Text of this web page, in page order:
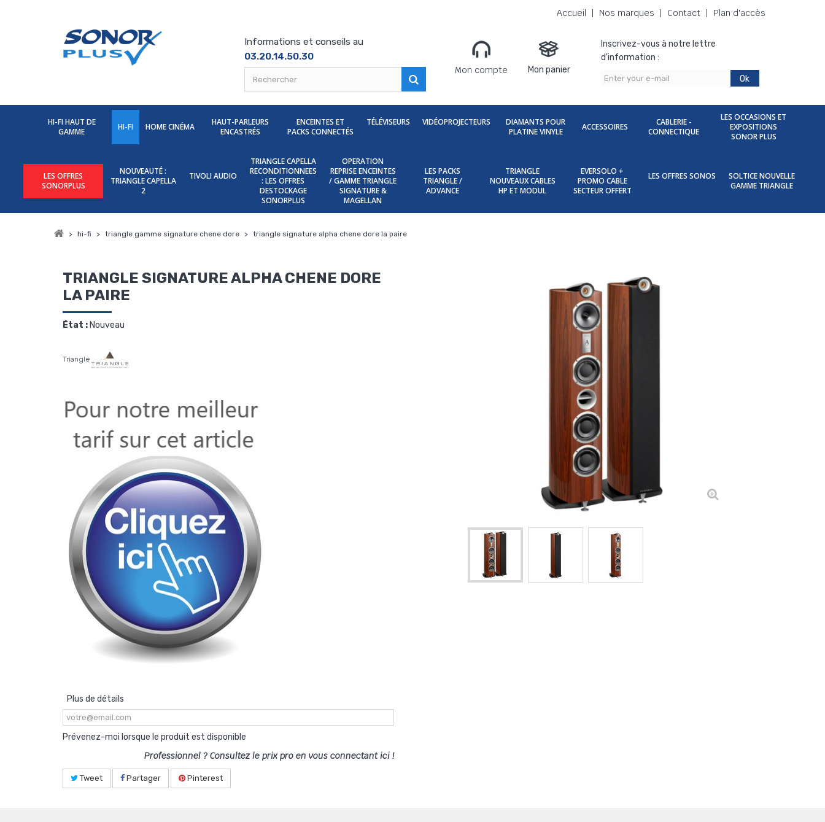
Accueil Nos marques Contact Plan d'accès
Informations et conseils au
03.20.14.50.30
Mon compte
Mon panier
Inscrivez-vous à notre lettre
d'information :
Ok
HI-FI HAUT DE
GAMME
HI-FI HOME CINÉMA
HAUT-PARLEURS
ENCASTRÉS
ENCEINTES ET
PACKS CONNECTÉS
TÉLÉVISEURS VIDÉOPROJECTEURS
DIAMANTS POUR
PLATINE VINYLE
ACCESSOIRES
CABLERIE -
CONNECTIQUE
LES OCCASIONS ET
EXPOSITIONS
SONOR PLUS
LES OFFRES
SONORPLUS
NOUVEAUTÉ :
TRIANGLE CAPELLA
2
TIVOLI AUDIO
TRIANGLE CAPELLA
RECONDITIONNEES
: LES OFFRES
DESTOCKAGE
SONORPLUS
OPERATION
REPRISE ENCEINTES
/ GAMME TRIANGLE
SIGNATURE &
MAGELLAN
LES PACKS
TRIANGLE /
ADVANCE
TRIANGLE
NOUVEAUX CABLES
HP ET MODUL
EVERSOLO +
PROMO CABLE
SECTEUR OFFERT
LES OFFRES SONOS
SOLTICE NOUVELLE
GAMME TRIANGLE
> hi-fi > triangle gamme signature chene dore > triangle signature alpha chene dore la paire
TRIANGLE SIGNATURE ALPHA CHENE DORE
LA PAIRE
État : Nouveau
Triangle
Plus de détails
Prévenez-moi lorsque le produit est disponible
Professionnel ? Consultez le prix pro en vous connectant ici !
Tweet Partager Pinterest